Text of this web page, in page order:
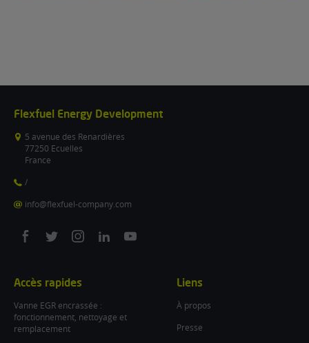
Flexfuel Energy Development
5 avenue des Renardières
77250 Ecuelles
France
/
info@flexfuel-company.com
On
On
On
On
On
Accès rapides
Vanne EGR encrassée :
fonctionnement, nettoyage et
remplacement
Liens
À propos
Presse